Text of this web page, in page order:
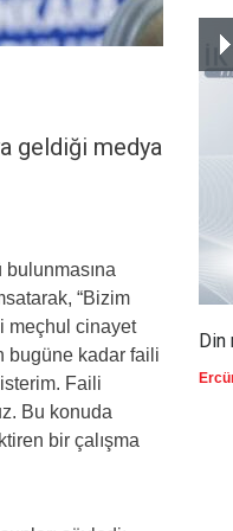
geldiği medya
bulunmasına
“Bizim
meçhul cinayet
bugüne kadar faili
Faili
Bu konuda
bir çalışma
Din